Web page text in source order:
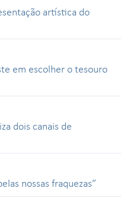
artística do
em escolher o tesouro
dois canais de
nossas fraquezas”